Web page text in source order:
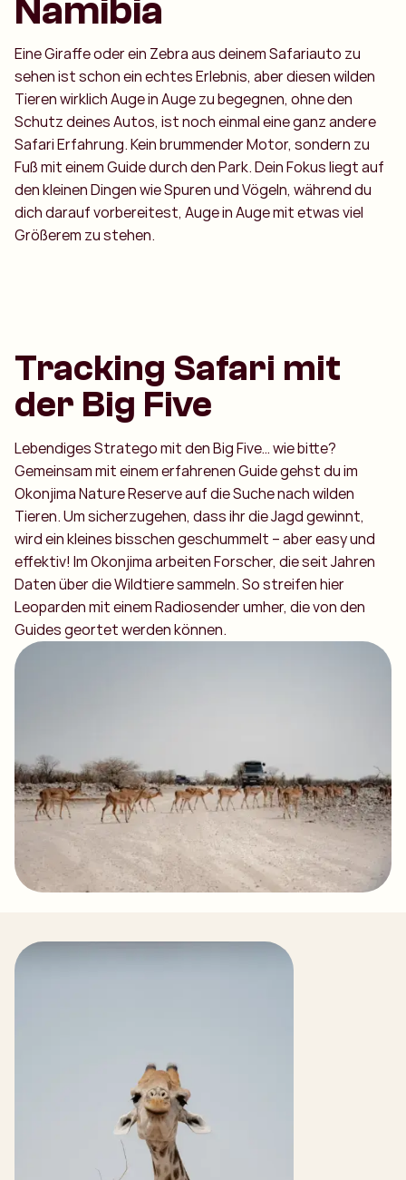
Namibia
Eine Giraffe oder ein Zebra aus deinem Safariauto zu
sehen ist schon ein echtes Erlebnis, aber diesen wilden
Tieren wirklich Auge in Auge zu begegnen, ohne den
Schutz deines Autos, ist noch einmal eine ganz andere
Safari Erfahrung. Kein brummender Motor, sondern zu
Fuß mit einem Guide durch den Park. Dein Fokus liegt auf
den kleinen Dingen wie Spuren und Vögeln, während du
dich darauf vorbereitest, Auge in Auge mit etwas viel
Größerem zu stehen.
Tracking Safari mit
der Big Five
Lebendiges Stratego mit den Big Five… wie bitte?
Gemeinsam mit einem erfahrenen Guide gehst du im
Okonjima Nature Reserve auf die Suche nach wilden
Tieren. Um sicherzugehen, dass ihr die Jagd gewinnt,
wird ein kleines bisschen geschummelt – aber easy und
effektiv! Im Okonjima arbeiten Forscher, die seit Jahren
Daten über die Wildtiere sammeln. So streifen hier
Leoparden mit einem Radiosender umher, die von den
Guides geortet werden können.